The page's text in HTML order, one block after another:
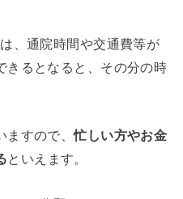
、通院時間や交通費等が
きるとなると、その分の時
ますので、忙しい方やお金
といえます。